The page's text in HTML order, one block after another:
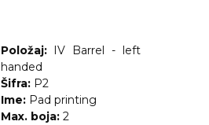
Položaj:
IV Barrel - left
handed
Šifra: P2
Ime: Pad printing
Max. boja: 2